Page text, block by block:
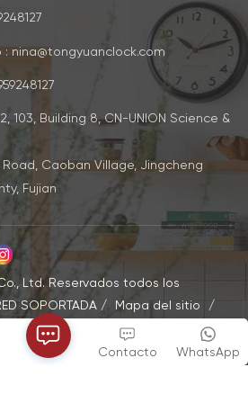
silenciosoFuente de
energíaAlimentado por
bateríaTipo de
mínima de pedido500
piezasLOGOAceptar
logotipo
personalizadoCapacidad35000
- 50000
nina@tongyuanclock.com
103, Building 8, CN-UNION Science &
Road, Caoban Village, Jingcheng
Fujian
Ltd. Reservados todos los
SOPORTADA/ Mapa del sitio
/
WhatsApp
Contacto